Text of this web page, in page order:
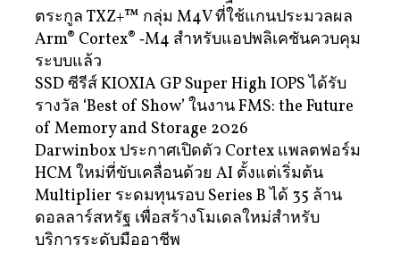
ตระกูล TXZ+™ กลุ่ม M4V ที่ใช้แกนประมวลผล
Arm® Cortex® ‑M4 สำหรับแอปพลิเคชันควบคุม
ระบบแล้ว
SSD ซีรีส์ KIOXIA GP Super High IOPS ได้รับ
รางวัล ‘Best of Show’ ในงาน FMS: the Future
of Memory and Storage 2026
Darwinbox ประกาศเปิดตัว Cortex แพลตฟอร์ม
HCM ใหม่ที่ขับเคลื่อนด้วย AI ตั้งแต่เริ่มต้น
Multiplier ระดมทุนรอบ Series B ได้ 35 ล้าน
ดอลลาร์สหรัฐ เพื่อสร้างโมเดลใหม่สำหรับ
บริการระดับมืออาชีพ